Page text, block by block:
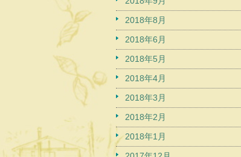
2018年8月
2018年6月
2018年5月
2018年4月
2018年3月
2018年2月
2018年1月